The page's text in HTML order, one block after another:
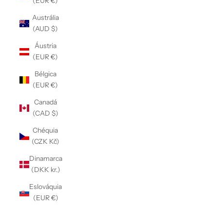
Austrália
(AUD $)
Áustria
(EUR €)
Bélgica
(EUR €)
Canadá
(CAD $)
Chéquia
(CZK Kč)
Dinamarca
(DKK kr.)
Eslováquia
(EUR €)